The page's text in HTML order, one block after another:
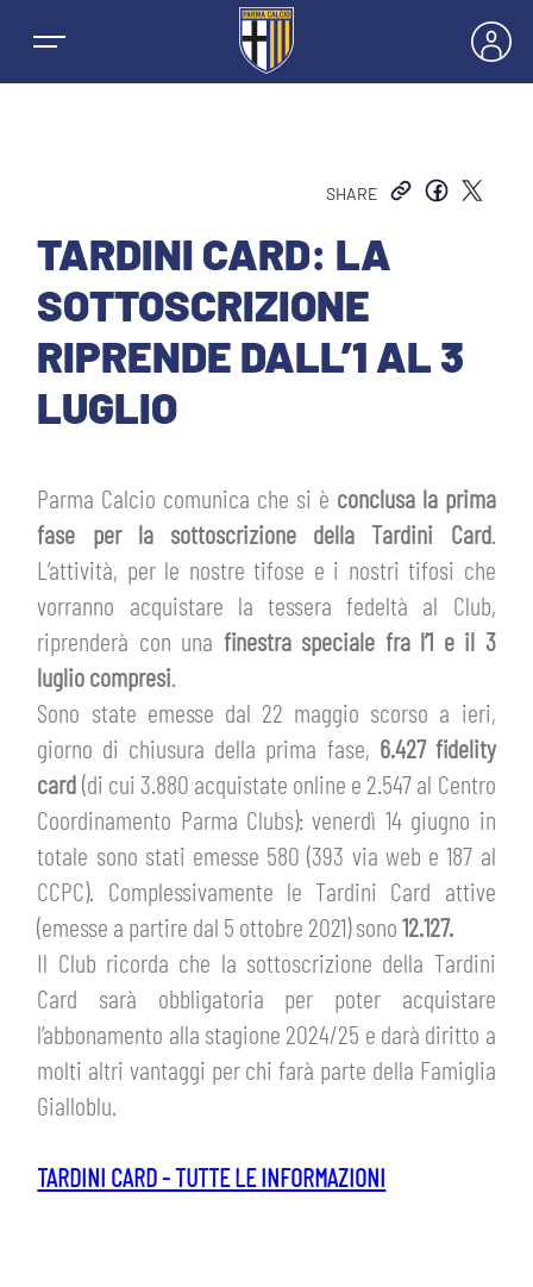
NEWS
SQUADRE
PRIMA SQUADRA MASCHILE
GIOVANILE MASCHILE
GIOVANILE FEMMINILE
STAGIONE
FEMMINILE
HOSPITALITY
HOSPITALITY
MUSEUM CLUB EXPERIENCE
BIGLIETTI
ABBONAMENTI
INFO BIGLIETTI
TARDINI CARD
INFORMAZIONI ACCREDITI
TRASFERTE
TICKET GIFT CARD
SHOP
ESPORTS
IL CLUB
ORGANIGRAMMA
STORIA
MUTTI TRAINING CENTER
STORE
MUSEO
FLASH NEWS
STADIO TARDINI
MEDIA
SHARE
TARDINI CARD: LA
SOTTOSCRIZIONE
RIPRENDE DALL’1 AL 3
LUGLIO
Parma Calcio comunica che si è conclusa la prima
fase per la sottoscrizione della Tardini Card.
L’attività, per le nostre tifose e i nostri tifosi che
vorranno acquistare la tessera fedeltà al Club,
riprenderà con una finestra speciale fra l’1 e il 3
luglio compresi
Sono state emesse dal 22 maggio scorso a ieri,
giorno di chiusura della prima fase, 6.427 fidelity
card(di cui 3.880 acquistate online e 2.547 al Centro
Coordinamento Parma Clubs): venerdì 14 giugno in
totale sono stati emesse 580 (393 via web e 187 al
CCPC). Complessivamente le Tardini Card attive
(emesse a partire dal 5 ottobre 2021) sono12.127.
Il Club ricorda che la sottoscrizione della Tardini
Card sarà obbligatoria per poter acquistare
l’abbonamento alla stagione 2024/25 e darà diritto a
molti altri vantaggi per chi farà parte della Famiglia
Gialloblu.
TARDINI CARD - TUTTE LE INFORMAZIONI